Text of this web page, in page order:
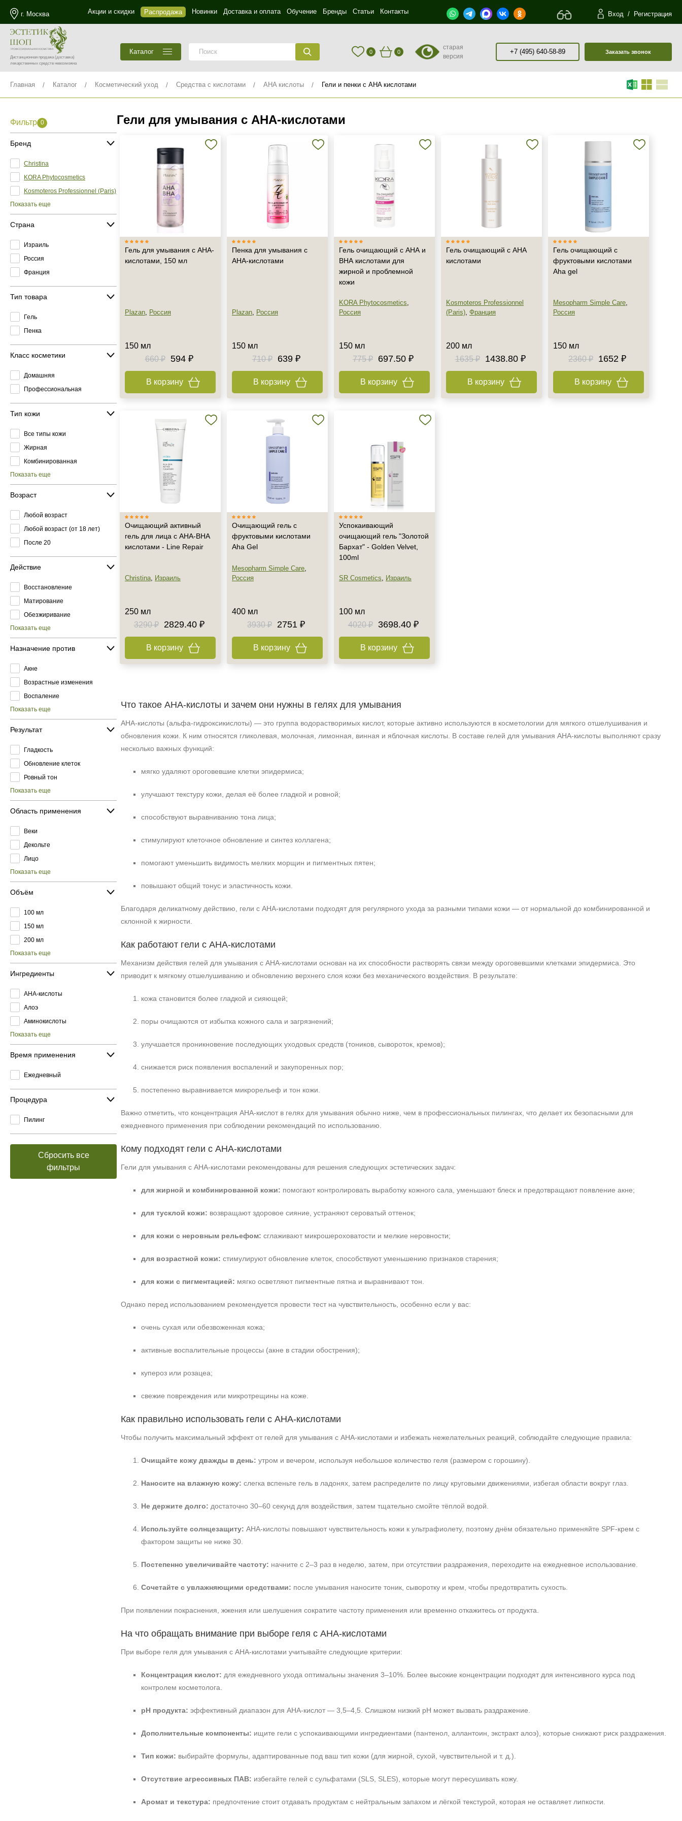
г. Москва Акции и скидки Распродажа Новинки Доставка и оплата Обучение Бренды Статьи Контакты Вход / Регистрация
Дистанционная продажа(доставка)
лекарственных средств невозможна
Каталог 0 0
старая
версия
+7 (495) 640-58-89 Заказать звонок
Главная Каталог Косметический уход Средства с кислотами AHA кислоты Гели и пенки с AHA кислотами
Фильтр 0
Бренд
Christina
KORA Phytocosmetics
Kosmoteros Professionnel (Paris)
Показать еще
Страна
Израиль
Россия
Франция
Тип товара
Гель
Пенка
Класс косметики
Домашняя
Профессиональная
Тип кожи
Все типы кожи
Жирная
Комбинированная
Показать еще
Возраст
Любой возраст
Любой возраст (от 18 лет)
После 20
Действие
Восстановление
Матирование
Обезжиривание
Показать еще
Назначение против
Акне
Возрастные изменения
Воспаление
Показать еще
Результат
Гладкость
Обновление клеток
Ровный тон
Показать еще
Область применения
Веки
Декольте
Лицо
Показать еще
Объём
100 мл
150 мл
200 мл
Показать еще
Ингредиенты
AHA-кислоты
Алоэ
Аминокислоты
Показать еще
Время применения
Ежедневный
Процедура
Пилинг
Сбросить все
фильтры
Гели для умывания с AHA‑кислотами
Гель для умывания с АНА-
кислотами, 150 мл
Plazan, Россия
150 мл
660 ₽
594 ₽
В корзину
Пенка для умывания с
AHA-кислотами
Plazan, Россия
150 мл
710 ₽
639 ₽
В корзину
Гель очищающий с АНА и
ВНА кислотами для
жирной и проблемной
кожи
KORA Phytocosmetics,
Россия
150 мл
775 ₽
697.50 ₽
В корзину
Гель очищающий с АНА
кислотами
Kosmoteros Professionnel
(Paris), Франция
200 мл
1635 ₽
1438.80 ₽
В корзину
Гель очищающий с
фруктовыми кислотами
Aha gel
Mesopharm Simple Care,
Россия
150 мл
2360 ₽
1652 ₽
В корзину
Очищающий активный
гель для лица с AHA-BHA
кислотами - Line Repair
Christina, Израиль
250 мл
3290 ₽
2829.40 ₽
В корзину
Очищающий гель с
фруктовыми кислотами
Aha Gel
Mesopharm Simple Care,
Россия
400 мл
3930 ₽
2751 ₽
В корзину
Успокаивающий
очищающий гель "Золотой
Бархат" - Golden Velvet,
100ml
SR Cosmetics, Израиль
100 мл
4020 ₽
3698.40 ₽
В корзину
Что такое AHA‑кислоты и зачем они нужны в гелях для умывания
AHA‑кислоты (альфа‑гидроксикислоты) — это группа водорастворимых кислот, которые активно используются в косметологии для мягкого отшелушивания и
обновления кожи. К ним относятся гликолевая, молочная, лимонная, винная и яблочная кислоты. В составе гелей для умывания AHA‑кислоты выполняют сразу
несколько важных функций:
мягко удаляют ороговевшие клетки эпидермиса;
улучшают текстуру кожи, делая её более гладкой и ровной;
способствуют выравниванию тона лица;
стимулируют клеточное обновление и синтез коллагена;
помогают уменьшить видимость мелких морщин и пигментных пятен;
повышают общий тонус и эластичность кожи.
Благодаря деликатному действию, гели с AHA‑кислотами подходят для регулярного ухода за разными типами кожи — от нормальной до комбинированной и
склонной к жирности.
Как работают гели с AHA‑кислотами
Механизм действия гелей для умывания с AHA‑кислотами основан на их способности растворять связи между ороговевшими клетками эпидермиса. Это
приводит к мягкому отшелушиванию и обновлению верхнего слоя кожи без механического воздействия. В результате:
кожа становится более гладкой и сияющей;
поры очищаются от избытка кожного сала и загрязнений;
улучшается проникновение последующих уходовых средств (тоников, сывороток, кремов);
снижается риск появления воспалений и закупоренных пор;
постепенно выравнивается микрорельеф и тон кожи.
Важно отметить, что концентрация AHA‑кислот в гелях для умывания обычно ниже, чем в профессиональных пилингах, что делает их безопасными для
ежедневного применения при соблюдении рекомендаций по использованию.
Кому подходят гели с AHA‑кислотами
Гели для умывания с AHA‑кислотами рекомендованы для решения следующих эстетических задач:
для жирной и комбинированной кожи: помогают контролировать выработку кожного сала, уменьшают блеск и предотвращают появление акне;
для тусклой кожи: возвращают здоровое сияние, устраняют сероватый оттенок;
для кожи с неровным рельефом: сглаживают микрошероховатости и мелкие неровности;
для возрастной кожи: стимулируют обновление клеток, способствуют уменьшению признаков старения;
для кожи с пигментацией: мягко осветляют пигментные пятна и выравнивают тон.
Однако перед использованием рекомендуется провести тест на чувствительность, особенно если у вас:
очень сухая или обезвоженная кожа;
активные воспалительные процессы (акне в стадии обострения);
купероз или розацеа;
свежие повреждения или микротрещины на коже.
Как правильно использовать гели с AHA‑кислотами
Чтобы получить максимальный эффект от гелей для умывания с AHA‑кислотами и избежать нежелательных реакций, соблюдайте следующие правила:
Очищайте кожу дважды в день: утром и вечером, используя небольшое количество геля (размером с горошину).
Наносите на влажную кожу: слегка вспеньте гель в ладонях, затем распределите по лицу круговыми движениями, избегая области вокруг глаз.
Не держите долго: достаточно 30–60 секунд для воздействия, затем тщательно смойте тёплой водой.
Используйте солнцезащиту: AHA‑кислоты повышают чувствительность кожи к ультрафиолету, поэтому днём обязательно применяйте SPF‑крем с
фактором защиты не ниже 30.
Постепенно увеличивайте частоту: начните с 2–3 раз в неделю, затем, при отсутствии раздражения, переходите на ежедневное использование.
Сочетайте с увлажняющими средствами: после умывания наносите тоник, сыворотку и крем, чтобы предотвратить сухость.
При появлении покраснения, жжения или шелушения сократите частоту применения или временно откажитесь от продукта.
На что обращать внимание при выборе геля с AHA‑кислотами
При выборе геля для умывания с AHA‑кислотами учитывайте следующие критерии:
Концентрация кислот: для ежедневного ухода оптимальны значения 3–10%. Более высокие концентрации подходят для интенсивного курса под
контролем косметолога.
pH продукта: эффективный диапазон для AHA‑кислот — 3,5–4,5. Слишком низкий pH может вызвать раздражение.
Дополнительные компоненты: ищите гели с успокаивающими ингредиентами (пантенол, аллантоин, экстракт алоэ), которые снижают риск раздражения.
Тип кожи: выбирайте формулы, адаптированные под ваш тип кожи (для жирной, сухой, чувствительной и т. д.).
Отсутствие агрессивных ПАВ: избегайте гелей с сульфатами (SLS, SLES), которые могут пересушивать кожу.
Аромат и текстура: предпочтение стоит отдавать продуктам с нейтральным запахом и лёгкой текстурой, которая не оставляет липкости.
+7 (495) 640-58-89